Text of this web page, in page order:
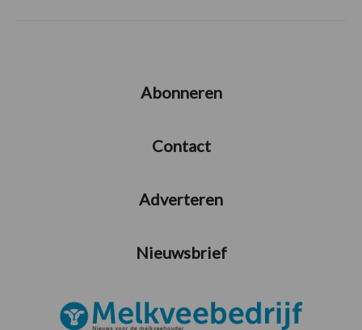
Abonneren
Contact
Adverteren
Nieuwsbrief